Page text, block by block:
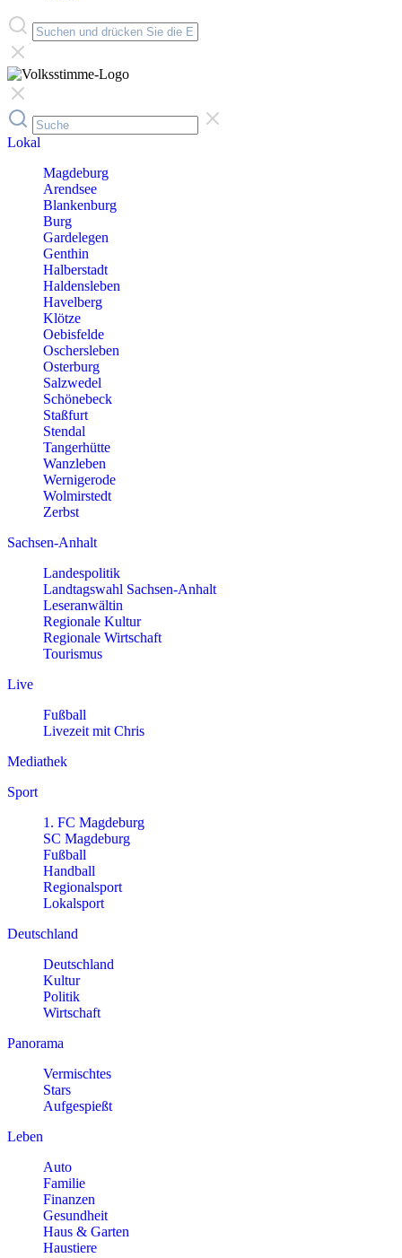
Lokal
Magdeburg
Arendsee
Blankenburg
Burg
Gardelegen
Genthin
Halberstadt
Haldensleben
Havelberg
Klötze
Oebisfelde
Oschersleben
Osterburg
Salzwedel
Schönebeck
Staßfurt
Stendal
Tangerhütte
Wanzleben
Wernigerode
Wolmirstedt
Zerbst
Sachsen-Anhalt
Landespolitik
Landtagswahl Sachsen-Anhalt
Leseranwältin
Regionale Kultur
Regionale Wirtschaft
Tourismus
Live
Fußball
Livezeit mit Chris
Mediathek
Sport
1. FC Magdeburg
SC Magdeburg
Fußball
Handball
Regionalsport
Lokalsport
Deutschland
Deutschland
Kultur
Politik
Wirtschaft
Panorama
Vermischtes
Stars
Aufgespießt
Leben
Auto
Familie
Finanzen
Gesundheit
Haus & Garten
Haustiere